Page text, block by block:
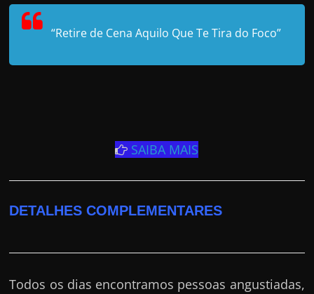
“Retire de Cena Aquilo Que Te Tira do Foco”
SAIBA MAIS
DETALHES COMPLEMENTARES
Todos os dias encontramos pessoas angustiadas,